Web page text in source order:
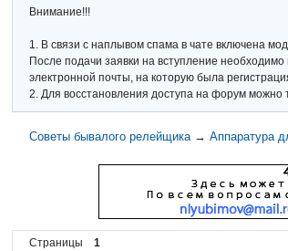
Внимание!!!
1. В связи с наплывом спама в чате включена
После подачи заявки на вступление
электронной почты, на которую была
2. Для восстановления доступа на форум
Советы бывалого релейщика → Аппаратура
Страницы 1